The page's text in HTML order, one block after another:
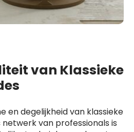
van Klassieke
en degelijkheid van klassieke
van professionals is